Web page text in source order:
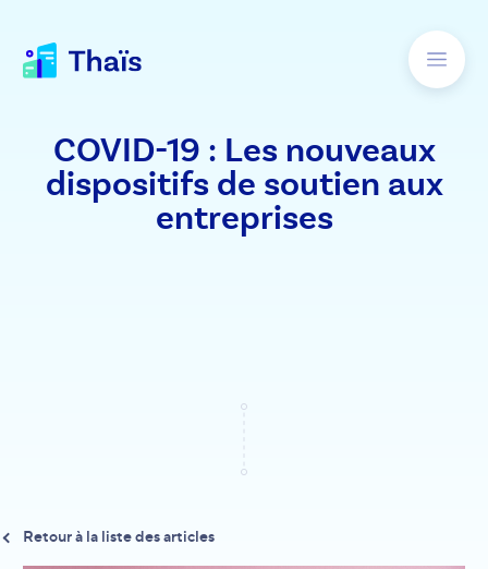
COVID-19 : Les nouveaux
dispositifs de soutien aux
entreprises
Retour à la liste des articles